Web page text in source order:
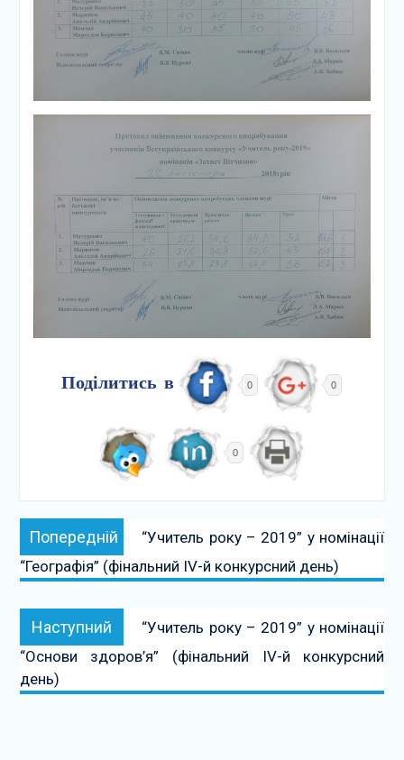
Поділитись в 0 0
0
Навігація
записів
Попередній Попередній:
“Учитель року – 2019” у номінації
“Географія” (фінальний ІV-й конкурсний день)
Наступний Наступний:
“Учитель року – 2019” у номінації
“Основи здоров’я” (фінальний ІV-й конкурсний
день)